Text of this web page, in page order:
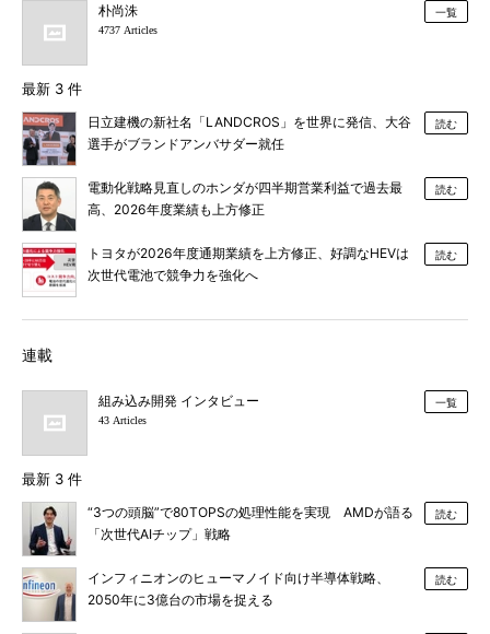
朴尚洙
4737 Articles
一覧
最新 3 件
日立建機の新社名「LANDCROS」を世界に発信、大谷
選手がブランドアンバサダー就任
読む
電動化戦略見直しのホンダが四半期営業利益で過去最
高、2026年度業績も上方修正
読む
トヨタが2026年度通期業績を上方修正、好調なHEVは
次世代電池で競争力を強化へ
読む
連載
組み込み開発 インタビュー
43 Articles
一覧
最新 3 件
“3つの頭脳”で80TOPSの処理性能を実現 AMDが語る
「次世代AIチップ」戦略
読む
インフィニオンのヒューマノイド向け半導体戦略、
2050年に3億台の市場を捉える
読む